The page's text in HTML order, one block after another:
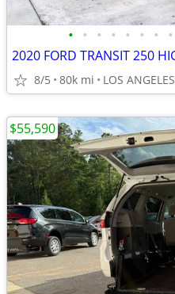
• • • • • • • •
8/5 80k mi LOS ANGELES
$55,590